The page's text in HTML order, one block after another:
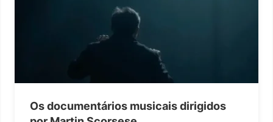
Os documentários musicais dirigidos